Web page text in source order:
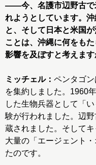
――今、名護市辺野古で
れようとしています。
と、そして日本と米国
ことは、沖縄に何をも
影響を及ぼすと考えます
ミッチェル： ペンタゴ
を集約しました。1960
した生物兵器として「
験が行われました。辺
蔵されました。そしてキ
大量の「エージェント
たのです。